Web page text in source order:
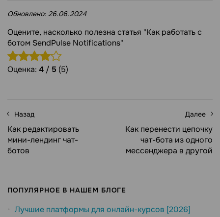
Обновлено: 26.06.2024
Оцените, насколько полезна статья "Как работать с
ботом SendPulse Notifications"
Оценка: 4 / 5 (5)
Назад
Как редактировать
мини-лендинг чат-
ботов
Далее
Как перенести цепочку
чат-бота из одного
мессенджера в другой
ПОПУЛЯРНОЕ В НАШЕМ БЛОГЕ
Лучшие платформы для онлайн-курсов [2026]